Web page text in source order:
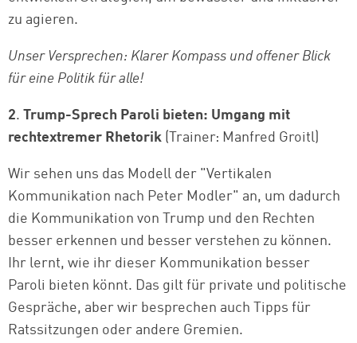
zu agieren.
Unser Versprechen: Klarer Kompass und offener Blick
für eine Politik für alle!
2.
Trump-Sprech Paroli bieten: Umgang mit
rechtextremer Rhetorik (Trainer: Manfred Groitl)
Wir sehen uns das Modell der "Vertikalen
Kommunikation nach Peter Modler" an, um dadurch
die Kommunikation von Trump und den Rechten
besser erkennen und besser verstehen zu können.
Ihr lernt, wie ihr dieser Kommunikation besser
Paroli bieten könnt. Das gilt für private und politische
Gespräche, aber wir besprechen auch Tipps für
Ratssitzungen oder andere Gremien.